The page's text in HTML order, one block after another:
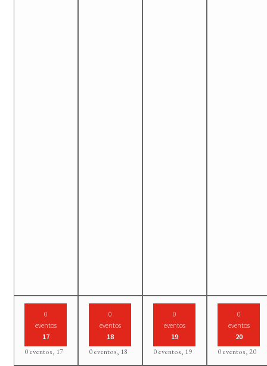
0
eventos
17
0 eventos, 17
0
eventos
18
0 eventos, 18
0
eventos
19
0 eventos, 19
0
eventos
20
0 eventos,20